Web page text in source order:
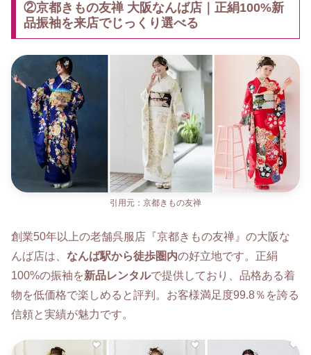
②京都きもの友禅 大阪なんば店｜正絹100%新
品振袖を来店でじっくり選べる
引用元：京都きもの友禅
創業50年以上の老舗呉服店『京都きもの友禅』の大阪な
んば店は、 なんば駅から徒歩圏内の好立地です。正絹
100%の振袖を新品レンタルで提供しており、品格ある着
物を低価格で楽しめると評判。お客様満足度99.8％を誇る
信頼と実績が魅力です。